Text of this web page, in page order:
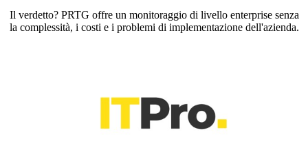
Il verdetto? PRTG offre un monitoraggio di livello enterprise senza
la complessità, i costi e i problemi di implementazione dell'azienda.